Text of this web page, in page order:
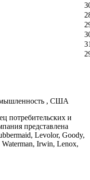
, США
потребительских и
представлена
Levolor, Goody,
Waterman, Irwin, Lenox,